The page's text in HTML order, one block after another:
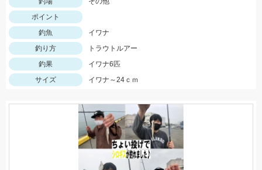
ポイント
釣魚
イワナ
釣り方
トラウトルアー
釣果
イワナ6匹
サイズ
イワナ～24ｃｍ